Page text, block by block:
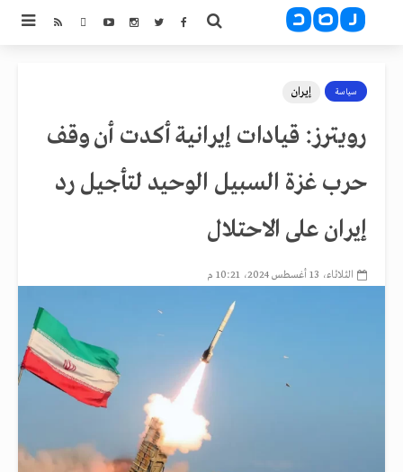
سياسة إيران
رويترز: قيادات إيرانية أكدت أن وقف
حرب غزة السبيل الوحيد لتأجيل رد
إيران على الاحتلال
الثلاثاء، 13 أغسطس 2024، 10:21 م